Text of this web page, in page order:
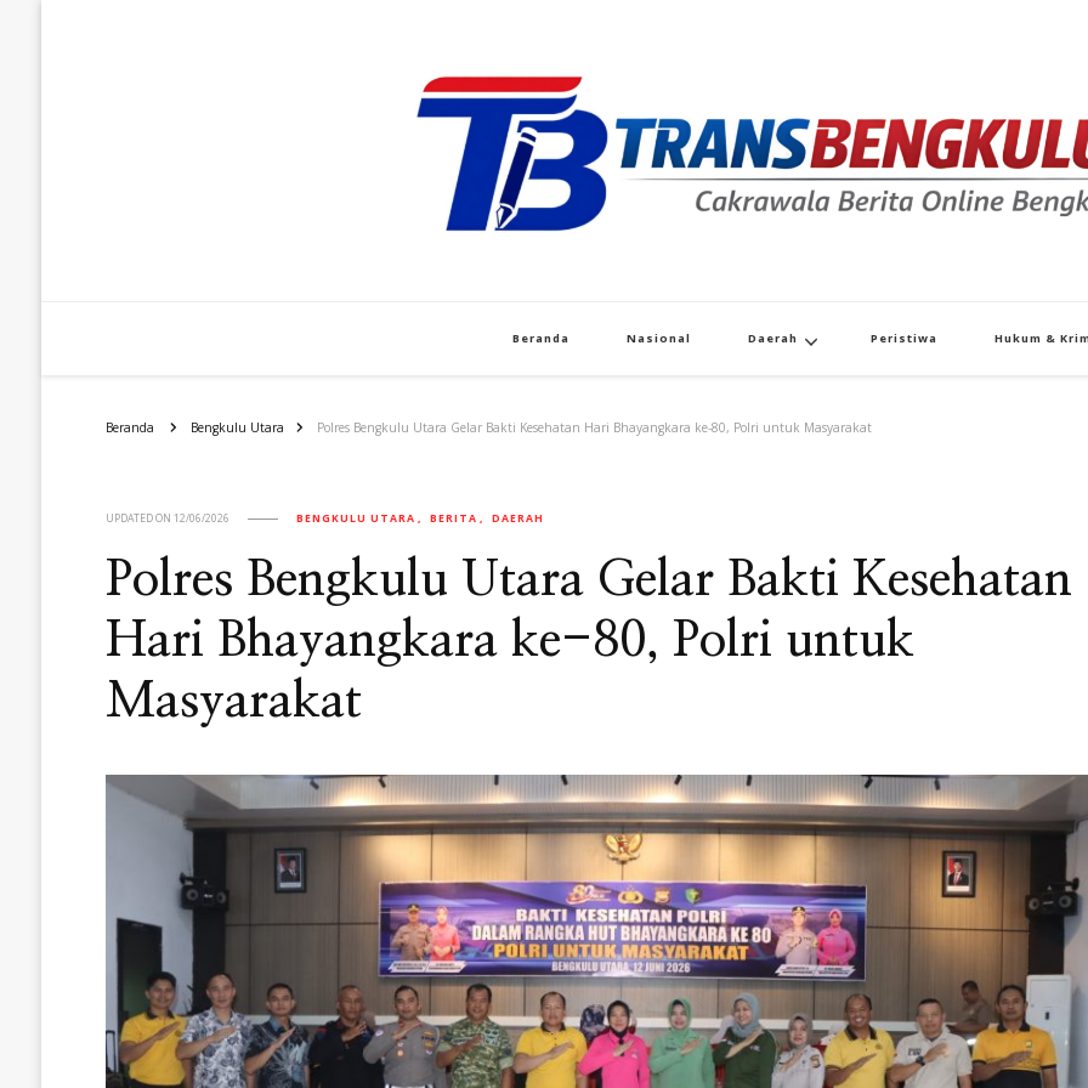
Beranda Nasional Daerah Peristiwa Hukum &
Beranda Bengkulu Utara Polres Bengkulu Utara Gelar Bakti Kesehatan Hari Bhayangkara ke-80, Polri untuk Masyarakat
UPDATED ON 12/06/2026 BENGKULU UTARA BERITA DAERAH
Polres Bengkulu Utara Gelar Bakti Kesehatan
Hari Bhayangkara ke-80, Polri untuk
Masyarakat